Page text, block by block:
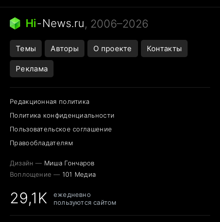
Бензин 100 и 95
Тунцы в океанариуме
Следующая пандемия
Hi-News.ru, 2006–2026
Темы Авторы О проекте Контакты
Реклама
Редакционная политика
Политика конфиденциальности
Пользовательское соглашение
Правообладателям
Дизайн — Миша Гончаров
Воплощение — 101 Медиа
29,1K
ежедневно
пользуются сайтом